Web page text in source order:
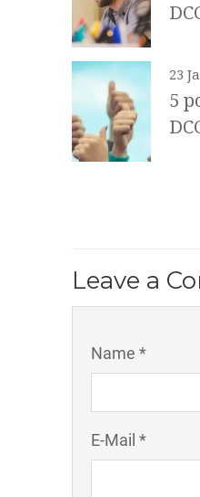
23
5
Leave a
Name *
E-Mail *